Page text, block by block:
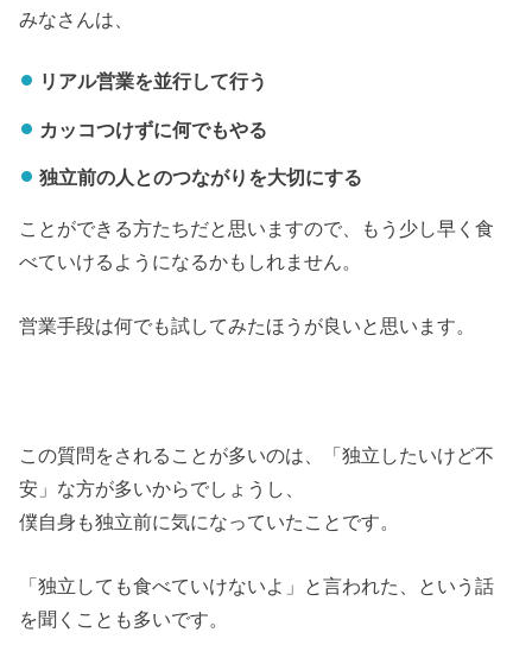
みなさんは、
リアル営業を並行して行う
カッコつけずに何でもやる
独立前の人とのつながりを大切にする
ことができる方たちだと思いますので、もう少し早く食
べていけるようになるかもしれません。
営業手段は何でも試してみたほうが良いと思います。
この質問をされることが多いのは、「独立したいけど不
安」な方が多いからでしょうし、
僕自身も独立前に気になっていたことです。
「独立しても食べていけないよ」と言われた、という話
を聞くことも多いです。